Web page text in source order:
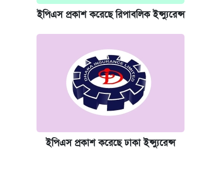
ইপিএস প্রকাশ করেছে রিপাবলিক ইন্স্যুরেন্স
ইপিএস প্রকাশ করেছে ঢাকা ইন্স্যুরেন্স